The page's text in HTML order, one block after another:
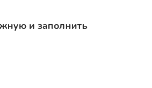
и заполнить